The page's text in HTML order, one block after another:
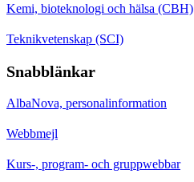
Kemi, bioteknologi och hälsa (CBH)
Teknikvetenskap (SCI)
Snabblänkar
AlbaNova, personalinformation
Webbmejl
Kurs-, program- och gruppwebbar